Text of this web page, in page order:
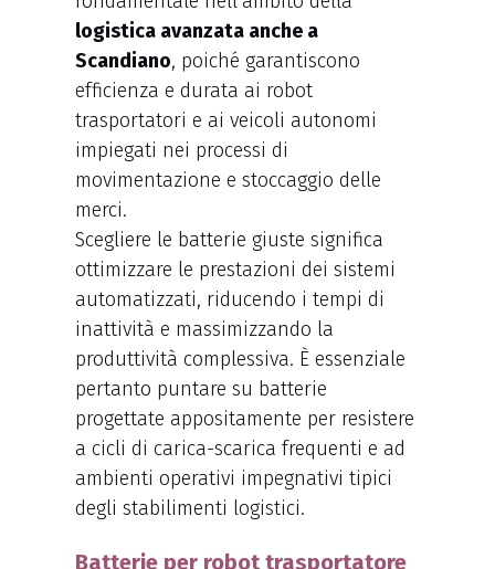
logistica avanzata anche a
Scandiano, poiché garantiscono
efficienza e durata ai robot
trasportatori e ai veicoli autonomi
impiegati nei processi di
movimentazione e stoccaggio delle
merci.
Scegliere le batterie giuste significa
ottimizzare le prestazioni dei sistemi
automatizzati, riducendo i tempi di
inattività e massimizzando la
produttività complessiva. È essenziale
pertanto puntare su batterie
progettate appositamente per resistere
a cicli di carica-scarica frequenti e ad
ambienti operativi impegnativi tipici
degli stabilimenti logistici.
Batterie per robot trasportatore